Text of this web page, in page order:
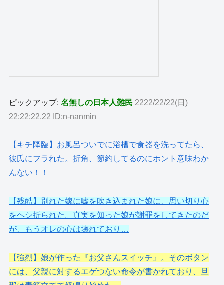
ピックアップ:名無しの日本人難民 2222/22/22(日)
22:22:22.22 ID:n-nanmin
【キチ降臨】お風呂ついでに浴槽で食器を洗ってたら、
彼氏にフラれた。折角、節約してるのにホント意味わか
んない！！
【残酷】別れた嫁に嘘を吹き込まれた娘に、思い切り心
をヘシ折られた。真実を知った娘が謝罪をしてきたのだ
が、もうオレの心は壊れており…
【強烈】娘が作った『お父さんスイッチ』。そのボタン
には、父親に対するエゲつない命令が書かれており、旦